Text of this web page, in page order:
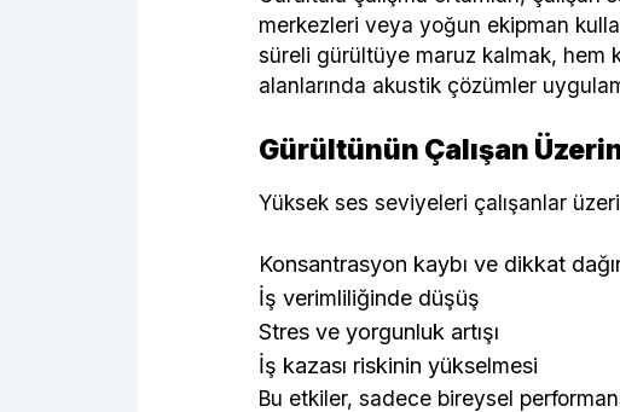
merkezleri veya yoğun ekipman
süreli gürültüye maruz kalmak, hem
alanlarında akustik çözümler
Gürültünün Çalışan
Yüksek ses seviyeleri çalışanlar
Konsantrasyon kaybı ve dikkat
İş verimliliğinde düşüş
Stres ve yorgunluk artışı
İş kazası riskinin yükselmesi
Bu etkiler, sadece bireysel